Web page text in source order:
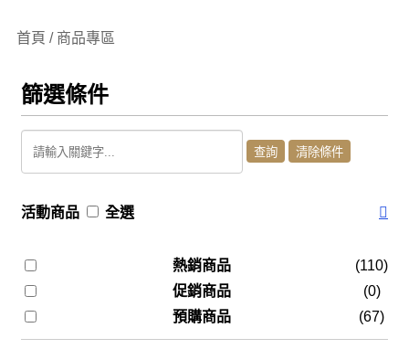
首頁 / 商品專區
篩選條件
活動商品 全選
熱銷商品
(110)
促銷商品
(0)
預購商品
(67)